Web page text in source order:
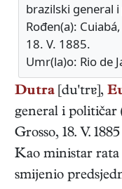
brazilski general
Rođen(a):
18. V. 1885.
Umr(la)o: Rio de
Dutra [du'trɐ],
general i političar
Grosso, 18. V. 1885
Kao ministar rata
smijenio